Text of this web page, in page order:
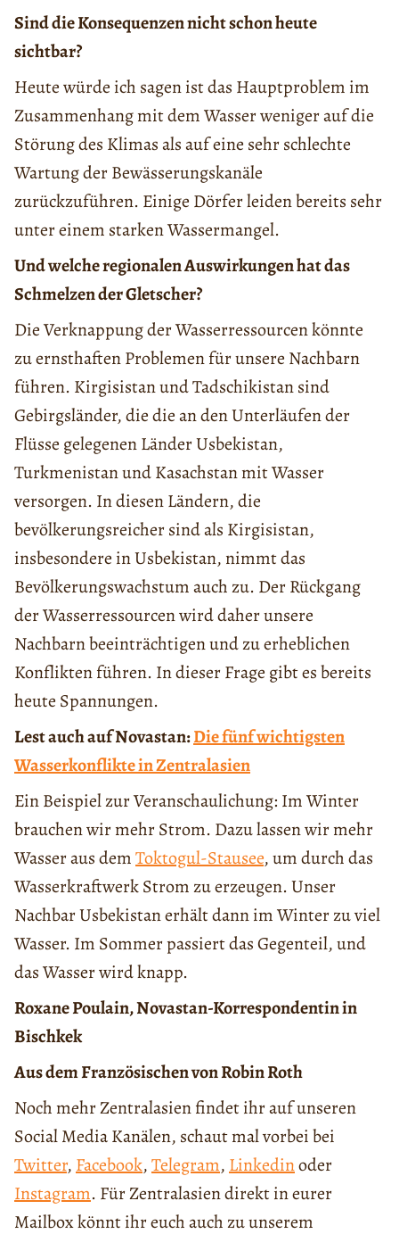
Sind die Konsequenzen nicht schon heute
sichtbar?
Heute würde ich sagen ist das Hauptproblem im
Zusammenhang mit dem Wasser weniger auf die
Störung des Klimas als auf eine sehr schlechte
Wartung der Bewässerungskanäle
zurückzuführen. Einige Dörfer leiden bereits sehr
unter einem starken Wassermangel.
Und welche regionalen Auswirkungen hat das
Schmelzen der Gletscher?
Die Verknappung der Wasserressourcen könnte
zu ernsthaften Problemen für unsere Nachbarn
führen. Kirgisistan und Tadschikistan sind
Gebirgsländer, die die an den Unterläufen der
Flüsse gelegenen Länder Usbekistan,
Turkmenistan und Kasachstan mit Wasser
versorgen. In diesen Ländern, die
bevölkerungsreicher sind als Kirgisistan,
insbesondere in Usbekistan, nimmt das
Bevölkerungswachstum auch zu. Der Rückgang
der Wasserressourcen wird daher unsere
Nachbarn beeinträchtigen und zu erheblichen
Konflikten führen. In dieser Frage gibt es bereits
heute Spannungen.
Lest auch auf Novastan:Die fünf wichtigsten
Wasserkonflikte in Zentralasien
Ein Beispiel zur Veranschaulichung: Im Winter
brauchen wir mehr Strom. Dazu lassen wir mehr
Wasser aus demToktogul-Stausee, um durch das
Wasserkraftwerk Strom zu erzeugen. Unser
Nachbar Usbekistan erhält dann im Winter zu viel
Wasser. Im Sommer passiert das Gegenteil, und
das Wasser wird knapp.
Roxane Poulain, Novastan-Korrespondentin in
Bischkek
Aus dem Französischen von Robin Roth
Noch mehr Zentralasien findet ihr auf unseren
Social Media Kanälen, schaut mal vorbei bei
Twitter, Facebook,Telegram, Linkedinoder
Instagram. Für Zentralasien direkt in eurer
Mailbox könnt ihr euch auch zu unserem